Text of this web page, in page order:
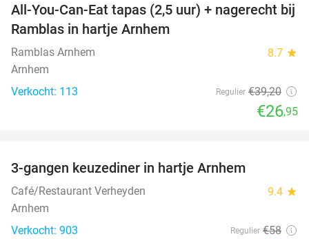
31%
All-You-Can-Eat tapas (2,5 uur) + nagerecht bij
Ramblas in hartje Arnhem
Ramblas Arnhem 8.7 star
Arnhem
Verkocht: 113
Regulier €39,20
€26,95
3-gangen keuzediner in hartje Arnhem
Café/Restaurant Verheyden 9.4 star
Arnhem
Verkocht: 903
Regulier €58